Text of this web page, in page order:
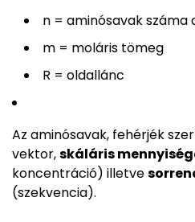
n = aminósavak száma
m = moláris tömeg
R = oldallánc
Az aminósavak, fehérjék
vektor,skáláris
koncentráció) illetve
(szekvencia).